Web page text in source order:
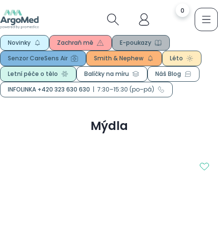
0
Novinky Zachraň mě
E-poukazy
Senzor CareSens Air
Smith & Nephew
Léto
Letní péče o tělo
Balíčky na míru
Náš Blog
INFOLINKA +420 323 630 630 | 7:30–15:30 (po–pá)
Mýdla